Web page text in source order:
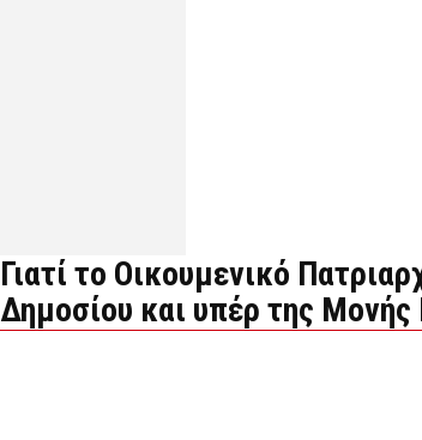
Γιατί το Οικουμενικό
Δημοσίου και υπέρ της Μονής